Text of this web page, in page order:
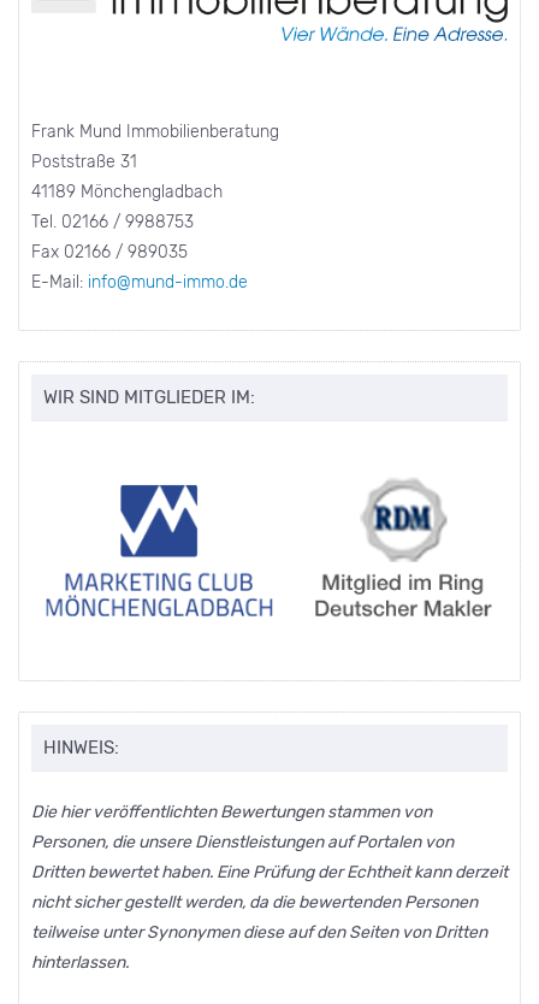
Frank Mund Immobilienberatung
Poststraße 31
41189 Mönchengladbach
Tel. 02166 / 9988753
Fax 02166 / 989035
E-Mail: info@mund-immo.de
WIR SIND MITGLIEDER IM:
HINWEIS:
Die hier veröffentlichten Bewertungen stammen von
Personen, die unsere Dienstleistungen auf Portalen von
Dritten bewertet haben. Eine Prüfung der Echtheit kann derzeit
nicht sicher gestellt werden, da die bewertenden Personen
teilweise unter Synonymen diese auf den Seiten von Dritten
hinterlassen.